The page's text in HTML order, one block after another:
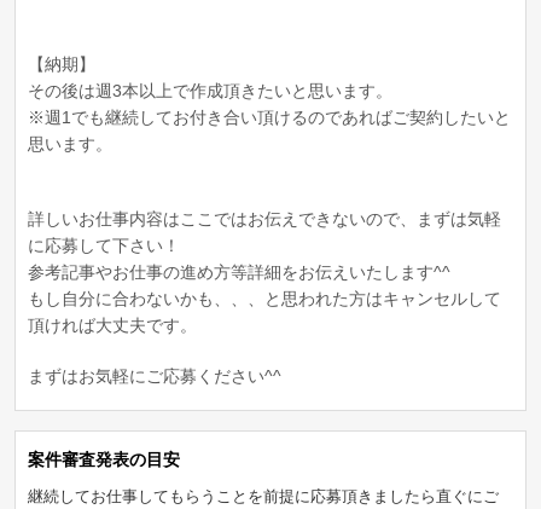
【納期】
その後は週3本以上で作成頂きたいと思います。
※週1でも継続してお付き合い頂けるのであればご契約したいと
思います。
詳しいお仕事内容はここではお伝えできないので、まずは気軽
に応募して下さい！
参考記事やお仕事の進め方等詳細をお伝えいたします^^
もし自分に合わないかも、、、と思われた方はキャンセルして
頂ければ大丈夫です。
まずはお気軽にご応募ください^^
案件審査発表の目安
継続してお仕事してもらうことを前提に応募頂きましたら直ぐにご